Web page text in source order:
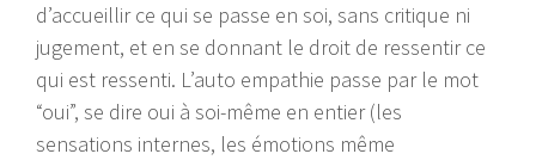
d’accueillir ce qui se passe en soi, sans critique ni
jugement, et en se donnant le droit de ressentir ce
qui est ressenti. L’auto empathie passe par le mot
“oui”, se dire oui à soi-même en entier (les
sensations internes, les émotions même